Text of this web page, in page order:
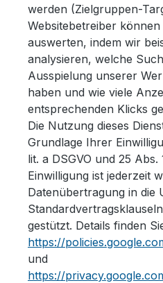
werden (Zielgruppen-
Websitebetreiber
auswerten, indem wir
analysieren, welche
Ausspielung unserer
haben und wie viele
entsprechenden Klicks
Die Nutzung dieses
Grundlage Ihrer
lit. a DSGVO und 25 Abs.
Einwilligung ist jederzeit
Datenübertragung in die
gestützt. Details finden
https://
und
https://